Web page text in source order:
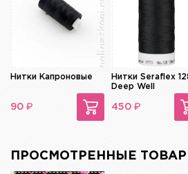
Нитки Капроновые
90 ₽
Нитки Seraflex
Deep Well
450 ₽
ПРОСМОТРЕННЫЕ